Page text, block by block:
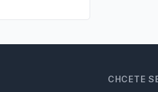
CHCETE